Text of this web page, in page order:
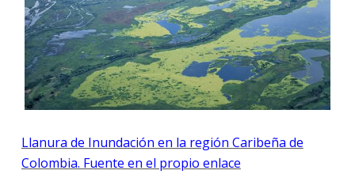
Llanura de Inundación en la región Caribeña de
Colombia. Fuente en el propio enlace